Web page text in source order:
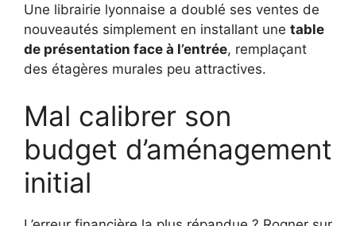
Une librairie lyonnaise a doublé ses ventes de
nouveautés simplement en installant une table
de présentation face à l’entrée, remplaçant
des étagères murales peu attractives.
Mal calibrer son
budget d’aménagement
initial